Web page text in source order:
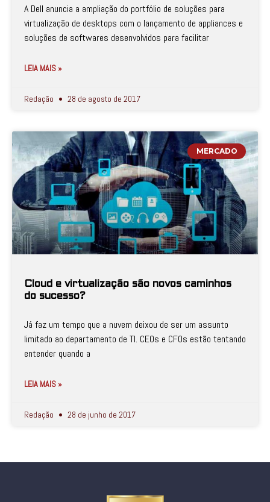
A Dell anuncia a ampliação do portfólio de soluções para
virtualização de desktops com o lançamento de appliances e
soluções de softwares desenvolvidos para facilitar
LEIA MAIS »
Redação 28 de agosto de 2017
MERCADO
Cloud e virtualização são novos caminhos
do sucesso?
Já faz um tempo que a nuvem deixou de ser um assunto
limitado ao departamento de TI. CEOs e CFOs estão tentando
entender quando a
LEIA MAIS »
Redação 28 de junho de 2017